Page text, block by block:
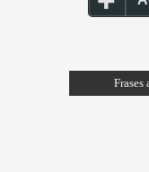
Frases